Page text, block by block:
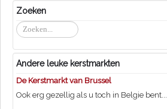
Zoeken
Zoeken...
Andere leuke kerstmarkten
De Kerstmarkt van Brussel
Ook erg gezellig als u toch in Belgie bent...